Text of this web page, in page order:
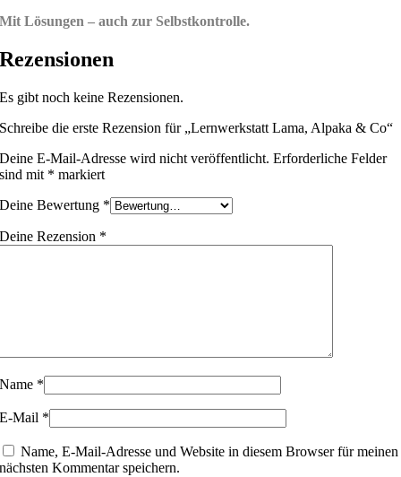
Mit Lösungen – auch zur Selbstkontrolle.
Rezensionen
Es gibt noch keine Rezensionen.
Schreibe die erste Rezension für „Lernwerkstatt Lama, Alpaka & Co“
Deine E-Mail-Adresse wird nicht veröffentlicht. Erforderliche Felder
sind mit * markiert
Deine Bewertung *
Deine Rezension *
Name *
E-Mail *
Name, E-Mail-Adresse und Website in diesem Browser für meinen
nächsten Kommentar speichern.